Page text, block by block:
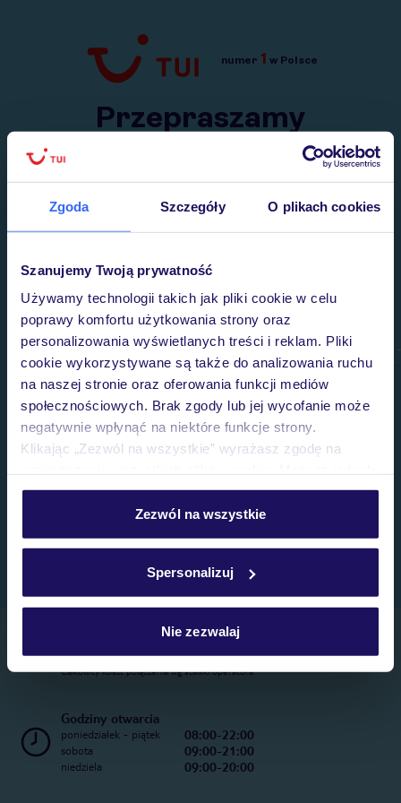
Zgoda Szczegóły O plikach cookies
Szanujemy Twoją prywatność
Używamy technologii takich jak pliki cookie w celu
poprawy komfortu użytkowania strony oraz
personalizowania wyświetlanych treści i reklam. Pliki
cookie wykorzystywane są także do analizowania ruchu
na naszej stronie oraz oferowania funkcji mediów
społecznościowych. Brak zgody lub jej wycofanie może
negatywnie wpłynąć na niektóre funkcje strony.
Klikając „Zezwól na wszystkie” wyrażasz zgodę na
personalizować swój wybór wchodząc w zakładkę
Szczegółowe informacje o plikach cookie znajdziesz
Zezwól na wszystkie
Spersonalizuj
Nie zezwalaj
Przejdź do TUI.pl
numer 1 w Polsce
Przepraszamy
Wysłaliśmy nasz serwis na krótkie wakacje.
Telefoniczne Centrum Rezerwacji
22 270 31 20
Całkowity koszt połączenia wg stawki operatora
Godziny otwarcia
poniedziałek - piątek 08:00-22:00
sobota 09:00-21:00
niedziela 09:00-20:00